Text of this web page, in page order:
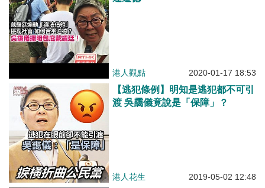
港人觀點 2020-01-17 18:53
【逃犯條例】明知是逃犯都不可引
渡 吳靄儀竟說是「保障」？
港人花生 2019-05-02 12:48